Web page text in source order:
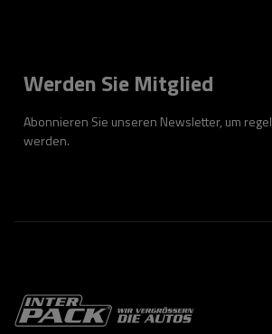
Werden Sie Mitglied
Abonnieren Sie unseren Newsletter, um
werden.